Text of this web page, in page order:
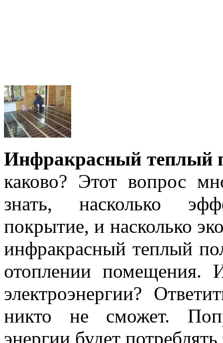
Инфракрасный теплый
каково? Этот вопрос
знать, насколько
покрытие, и насколько
инфракрасный теплый
отоплении помещения.
электроэнергии?
никто не сможет.
энергии будет